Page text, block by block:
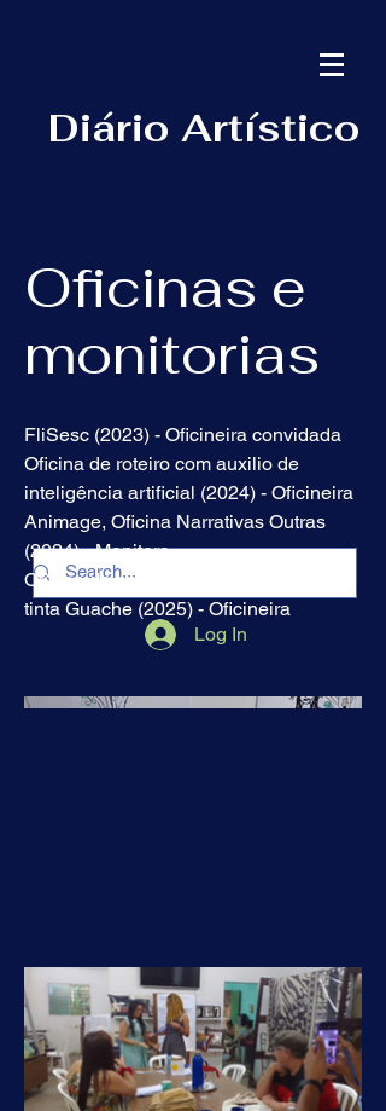
Diário Artístico
Log In
Oficinas e
monitorias
FliSesc (2023) - Oficineira convidada
Oficina de roteiro com auxilio de
inteligência artificial (2024) - Oficineira
Animage, Oficina Narrativas Outras
(2024) - Monitora
Oficina de pintura criativa em tela com
tinta Guache (2025) - Oficineira